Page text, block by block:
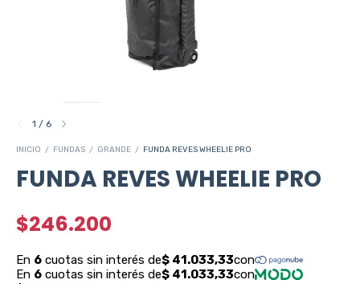
1 / 6
INICIO / FUNDAS / GRANDE / FUNDA REVES WHEELIE PRO
FUNDA REVES WHEELIE PRO
$246.200